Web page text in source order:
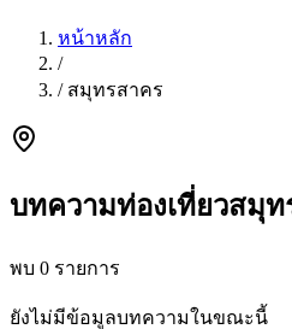
หน้าหลัก
/
/ สมุทรสาคร
บทความท่องเที่ยวสมุท
พบ 0 รายการ
ยังไม่มีข้อมูลบทความในขณะนี้